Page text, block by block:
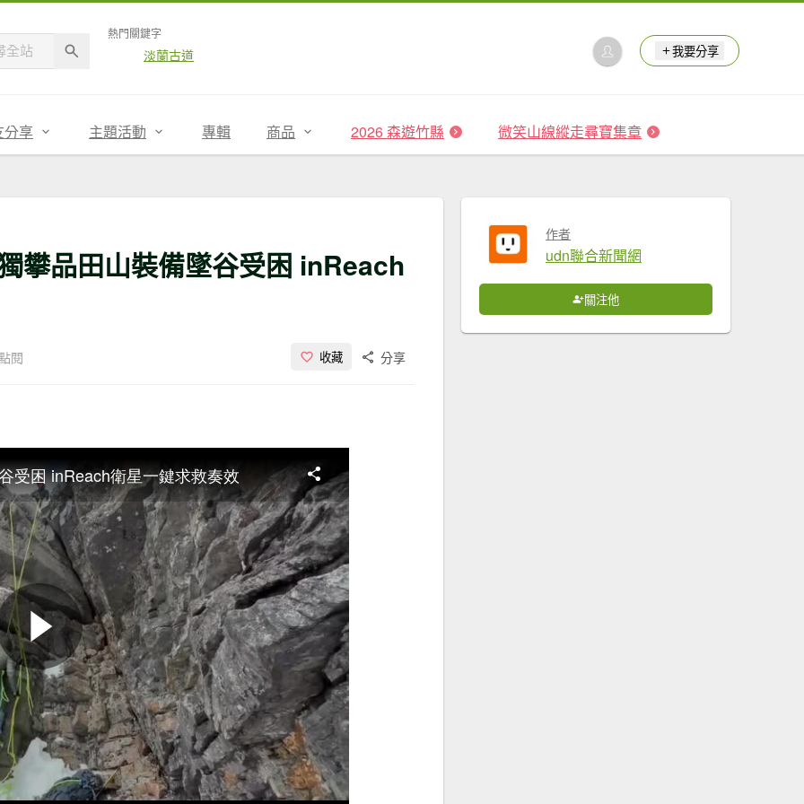
熱門關鍵字
淡蘭古道 我要分享
分享 主題活動 專輯 商品 2026 森遊竹縣 微笑山線縱走尋寶集章
攀品田山裝備墜谷受困 inReach
閱 收藏 分享
作者
udn聯合新聞網
關注他